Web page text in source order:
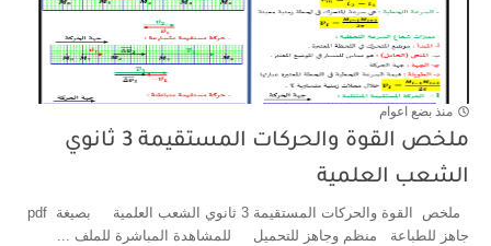
منذ بضع اعوام
ملخص القوة والحركات المستقيمة 3 ثانوي
الشعب العلمية
جاهز للطباعة منظم وجاهز للتحميل للمشاهدة المباشرة للملف ...